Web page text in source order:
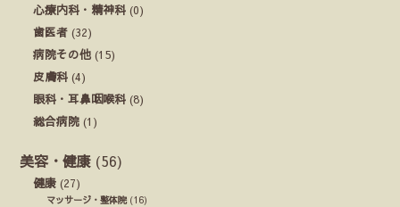
心療内科・精神科 (0)
歯医者 (32)
病院その他 (15)
皮膚科 (4)
眼科・耳鼻咽喉科 (8)
総合病院 (1)
美容・健康 (56)
健康 (27)
マッサージ・整体院(16)